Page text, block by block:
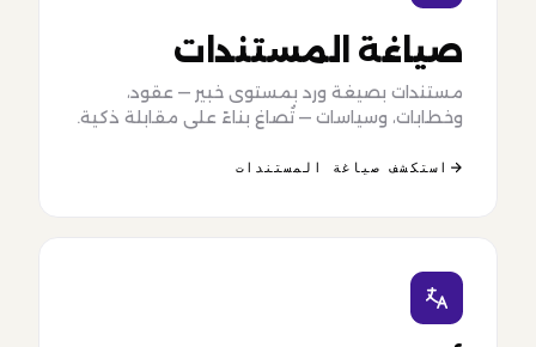
صياغة المستندات
مستندات بصيغة ورد بمستوى خبير — عقود،
وخطابات، وسياسات — تُصاغ بناءً على مقابلة ذكية.
استكشف صياغة المستندات